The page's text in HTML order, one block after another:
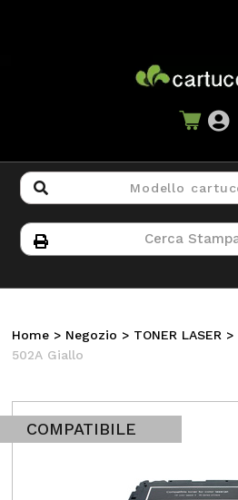
Home > Negozio > TONER LASER >
502A Giallo
COMPATIBILE